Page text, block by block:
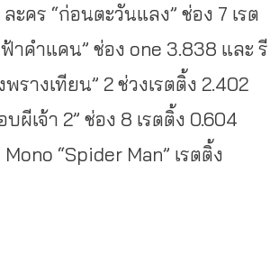
ะคร “ก่อนตะวันแลง” ช่อง 7 เรต
าคำแคน” ช่อง one 3.838 และ รี
รางเทียน” 2 ช่วงเรตติ้ง 2.402
ผีเจ้า 2” ช่อง 8 เรตติ้ง 0.604
“Spider Man” เรตติ้ง